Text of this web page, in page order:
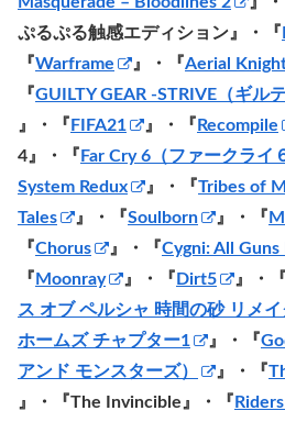
ぷるぷる触感エディション』・『
『Warframe 』・『Aerial
『GUILTY GEAR -STRIVE（ギル
』
・『FIFA21 』・『Recompile
4』・『Far Cry 6（ファークライ
System Redux
』・『Tribes of
Tales
』・『Soulborn 』・『
『Chorus 』・『Cygni: All Guns
『Moonray 』・『Dirt5 』・
ス オブ ペルシャ 時間の砂 リメイ
ホームズ チャプター1
』・『
アンド モンスターズ）
』・『
』・『The Invincible』・『